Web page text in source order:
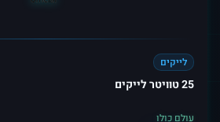
לייקים
25 טוויטר לייקים
עולם כולו